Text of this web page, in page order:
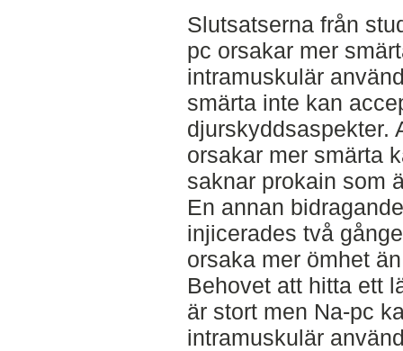
Slutsatserna från
pc orsakar mer
intramuskulär
smärta inte kan
djurskyddsaspekter.
orsakar mer smärta
saknar prokain som
En annan
injicerades två
orsaka mer ömhet
Behovet att hitta ett
är stort men Na-pc
intramuskulär